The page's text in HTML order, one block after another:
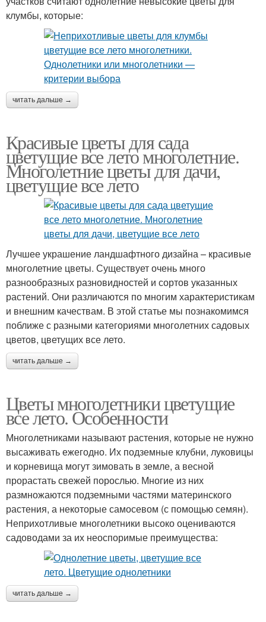
клумбы, которые:
читать дальше →
Красивые цветы для сада
цветущие все лето многолетние.
Многолетние цветы для дачи,
цветущие все лето
Лучшее украшение ландшафтного дизайна – красивые
многолетние цветы. Существует очень много
разнообразных разновидностей и сортов указанных
растений. Они различаются по многим характеристикам
и внешним качествам. В этой статье мы познакомимся
поближе с разными категориями многолетних садовых
цветов, цветущих все лето.
читать дальше →
Цветы многолетники цветущие
все лето. Особенности
Многолетниками называют растения, которые не нужно
высаживать ежегодно. Их подземные клубни, луковицы
и корневища могут зимовать в земле, а весной
прорастать свежей порослью. Многие из них
размножаются подземными частями материнского
растения, а некоторые самосевом (с помощью семян).
Неприхотливые многолетники высоко оцениваются
садоводами за их неоспоримые преимущества:
читать дальше →